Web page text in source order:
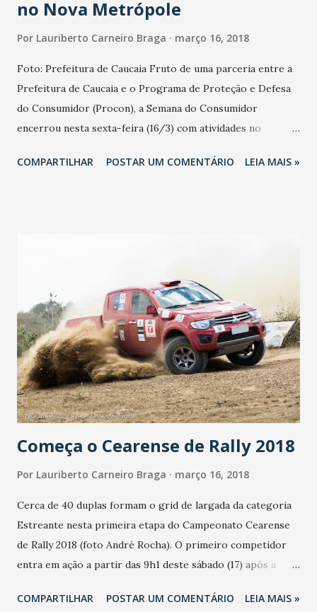
no Nova Metrópole
Por Lauriberto Carneiro Braga março 16, 2018
Foto: Prefeitura de Caucaia Fruto de uma parceria entre a
Prefeitura de Caucaia e o Programa de Proteção e Defesa
do Consumidor (Procon), a Semana do Consumidor
encerrou nesta sexta-feira (16/3) com atividades no
série de serviços e a um feirão de negociação de dívidas.
continuou. Vim aqui porque quero saber como agir”,
explicou. Assim como ele, muita gente queria orientações
ou abrir reclamação formal contra alguma instituição. A
expectativa era de que somente as atividades de hoje
ultrapassassem a marca de 500 atendimentos, entre
registro de queixas contra empresas, emissão de
documentos e outras ações. “Quando a gente organiza esse
tipo de ação, percebe...
COMPARTILHAR POSTAR UM COMENTÁRIO LEIA MAIS »
Começa o Cearense de Rally 2018
Por Lauriberto Carneiro Braga março 16, 2018
Cerca de 40 duplas formam o grid de largada da categoria
Estreante nesta primeira etapa do Campeonato Cearense
de Rally 2018 (foto André Rocha). O primeiro competidor
entra em ação a partir das 9h1 deste sábado (17) após a
(Avenida do Contorno). A prova de estreia será realizada
COMPARTILHAR POSTAR UM COMENTÁRIO LEIA MAIS »